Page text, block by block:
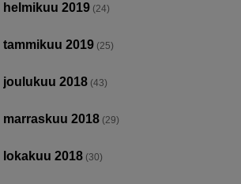
helmikuu 2019 (24)
tammikuu 2019 (25)
joulukuu 2018 (43)
marraskuu 2018 (29)
lokakuu 2018 (30)